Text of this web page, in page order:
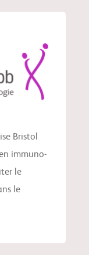
Bristol
immuno-
le
le